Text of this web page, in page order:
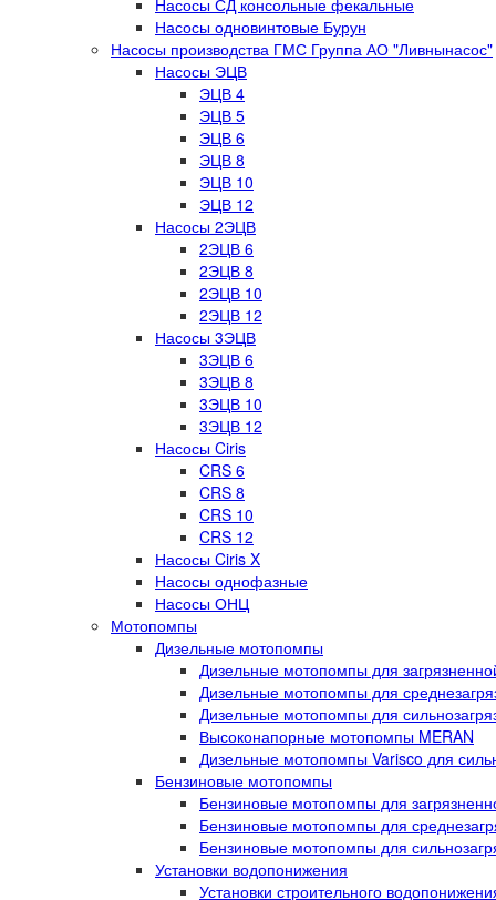
Насосы СД консольные фекальные
Насосы одновинтовые Бурун
Насосы производства ГМС Группа АО "Ливнынасос"
Насосы ЭЦВ
ЭЦВ 4
ЭЦВ 5
ЭЦВ 6
ЭЦВ 8
ЭЦВ 10
ЭЦВ 12
Насосы 2ЭЦВ
2ЭЦВ 6
2ЭЦВ 8
2ЭЦВ 10
2ЭЦВ 12
Насосы 3ЭЦВ
3ЭЦВ 6
3ЭЦВ 8
3ЭЦВ 10
3ЭЦВ 12
Насосы Ciris
CRS 6
CRS 8
CRS 10
CRS 12
Насосы Ciris X
Насосы однофазные
Насосы ОНЦ
Мотопомпы
Дизельные мотопомпы
Дизельные мотопомпы для
Дизельные мотопомпы для
Дизельные мотопомпы для
Высоконапорные мотопомпы MERAN
Дизельные мотопомпы Varisco для
Бензиновые мотопомпы
Бензиновые мотопомпы для
Бензиновые мотопомпы для
Бензиновые мотопомпы для
Установки водопонижения
Установки строительного